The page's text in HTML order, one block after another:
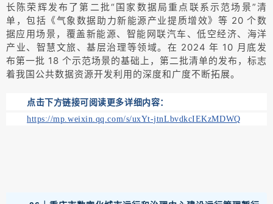
长陈荣辉发布了第二批“国家数据局重点联系示范场景”清
单，包括《气象数据助力新能源产业提质增效》等 20 个数
据应用场景，覆盖新能源、智能网联汽车、低空经济、海洋
产业、智慧文旅、基层治理等领域。在 2024 年 10 月底发
布第一批 18 个示范场景的基础上，第二批清单的发布，标志
着我国公共数据资源开发利用的深度和广度不断拓展。
点击下方链接可阅读更多详细内容：
https://mp.weixin.qq.com/s/uxYt-jtnLbvdkcIEKzMDWQ